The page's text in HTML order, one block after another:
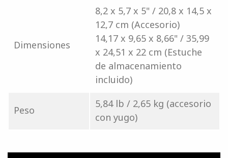
Dimensiones
8,2 x 5,7 x 5" / 20,8 x 14,5 x
12,7 cm (Accesorio)
14,17 x 9,65 x 8,66" / 35,99
x 24,51 x 22 cm (Estuche
de almacenamiento
incluido)
Peso
5,84 lb / 2,65 kg (accesorio
con yugo)